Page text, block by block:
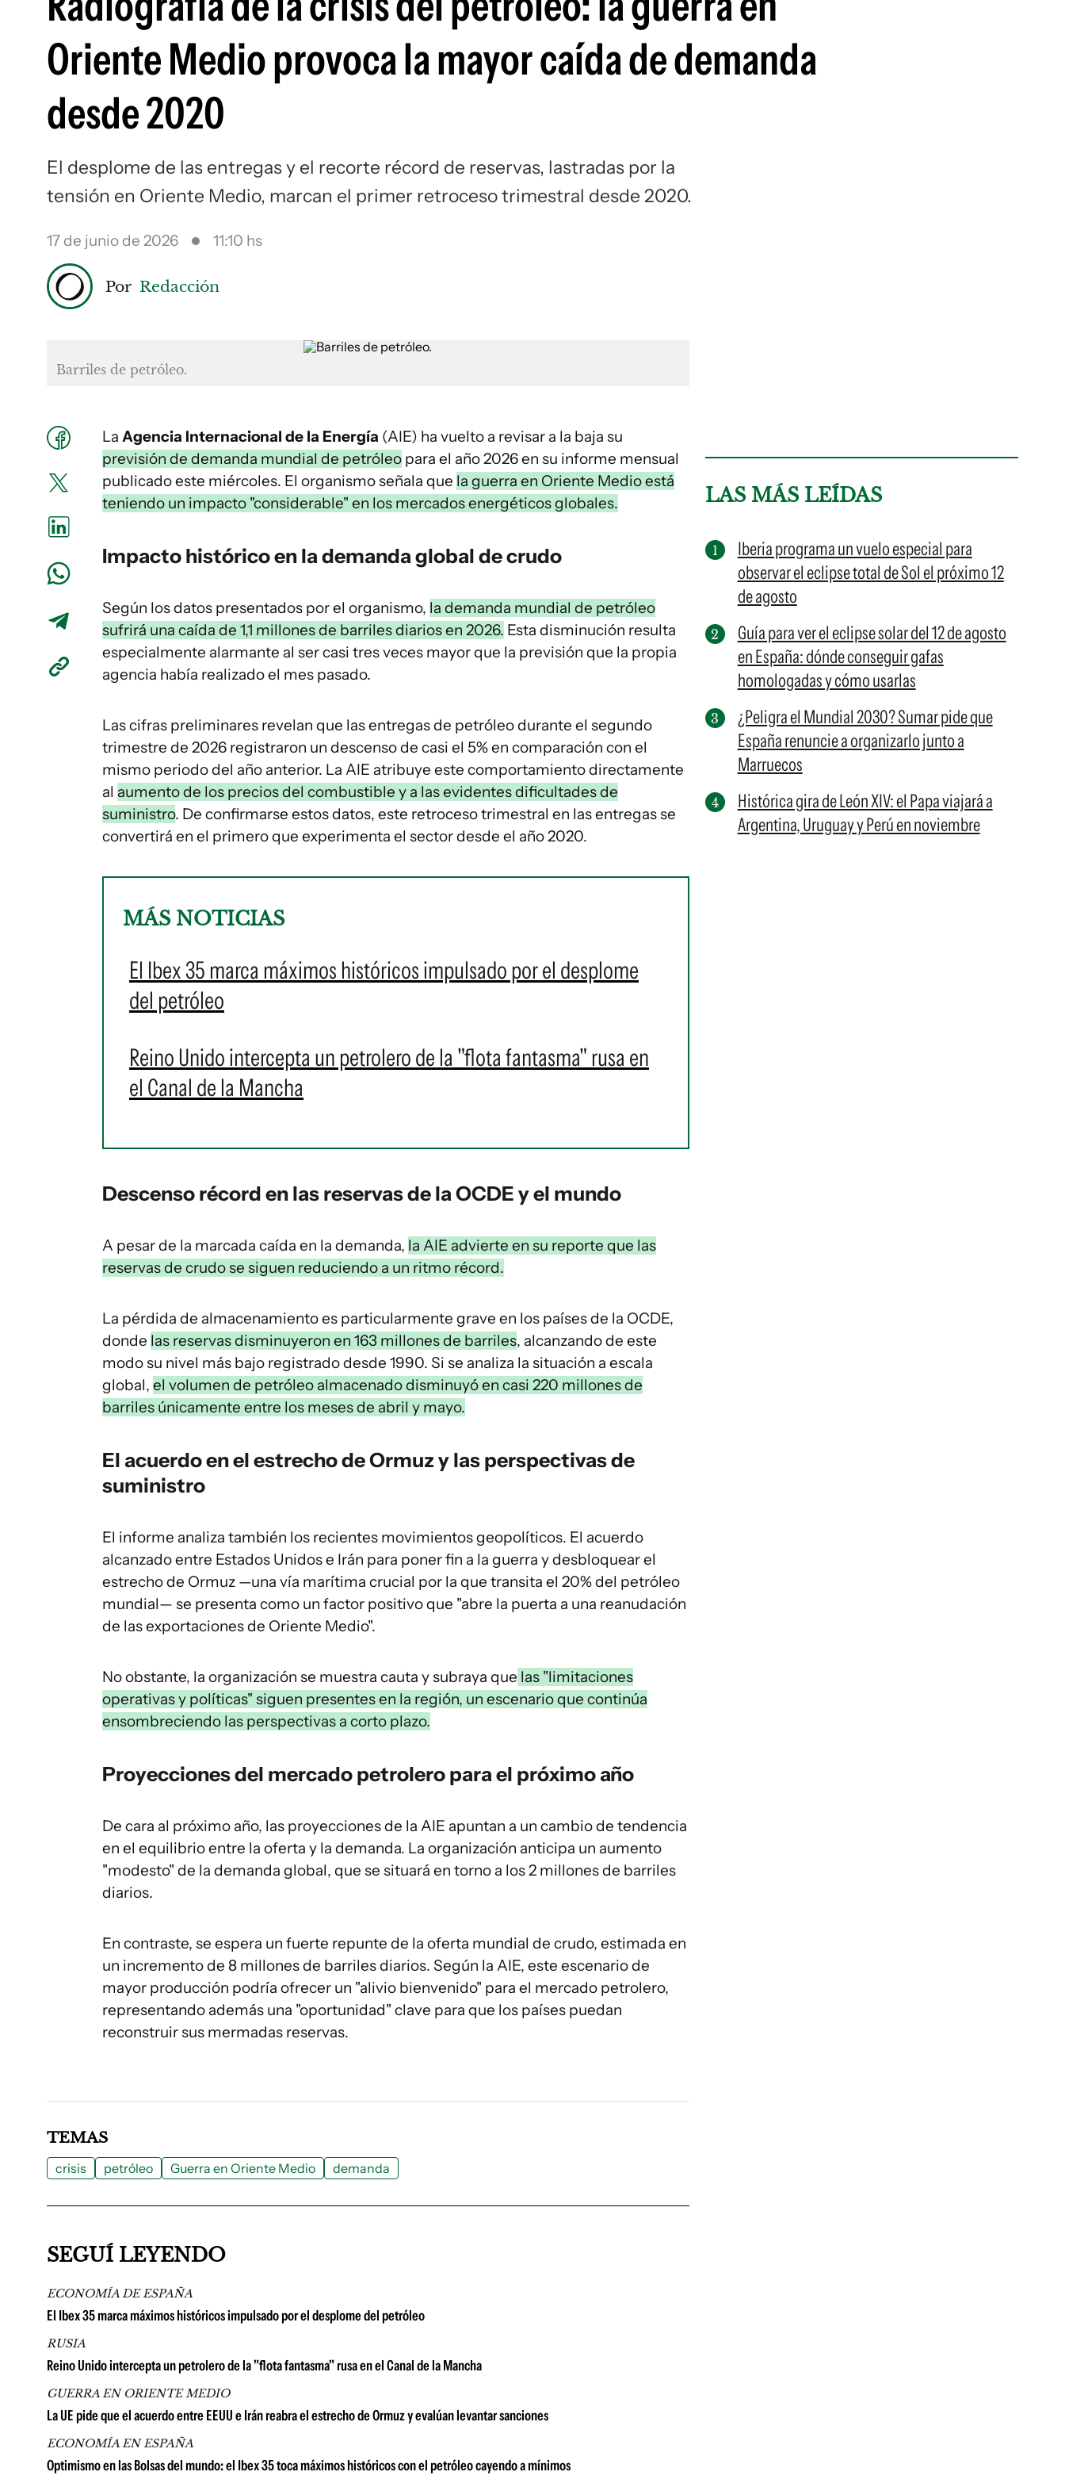
Siguenos en:
Oriente Medio provoca la mayor caída de demanda
desde 2020
El desplome de las entregas y el recorte récord de reservas, lastradas por la
tensión en Oriente Medio, marcan el primer retroceso trimestral desde 2020.
17 de junio de 2026 11:10 hs
Por Redacción
Barriles de petróleo.
La Agencia Internacional de la Energía (AIE) ha vuelto a revisar a la baja su
previsión de demanda mundial de petróleo para el año 2026 en su informe mensual
publicado este miércoles. El organismo señala que la guerra en Oriente Medio está
teniendo un impacto "considerable" en los mercados energéticos globales.
Impacto histórico en la demanda global de crudo
Según los datos presentados por el organismo, la demanda mundial de petróleo
sufrirá una caída de 1,1 millones de barriles diarios en 2026. Esta disminución resulta
especialmente alarmante al ser casi tres veces mayor que la previsión que la propia
agencia había realizado el mes pasado.
Las cifras preliminares revelan que las entregas de petróleo durante el segundo
trimestre de 2026 registraron un descenso de casi el 5% en comparación con el
mismo periodo del año anterior. La AIE atribuye este comportamiento directamente
al aumento de los precios del combustible y a las evidentes dificultades de
suministro. De confirmarse estos datos, este retroceso trimestral en las entregas se
convertirá en el primero que experimenta el sector desde el año 2020.
MÁS NOTICIAS
El Ibex 35 marca máximos históricos impulsado por el desplome
del petróleo
Reino Unido intercepta un petrolero de la "flota fantasma" rusa en
el Canal de la Mancha
Descenso récord en las reservas de la OCDE y el mundo
A pesar de la marcada caída en la demanda, la AIE advierte en su reporte que las
reservas de crudo se siguen reduciendo a un ritmo récord.
La pérdida de almacenamiento es particularmente grave en los países de la OCDE,
donde las reservas disminuyeron en 163 millones de barriles, alcanzando de este
modo su nivel más bajo registrado desde 1990. Si se analiza la situación a escala
global, el volumen de petróleo almacenado disminuyó en casi 220 millones de
barriles únicamente entre los meses de abril y mayo.
El acuerdo en el estrecho de Ormuz y las perspectivas de
suministro
El informe analiza también los recientes movimientos geopolíticos. El acuerdo
alcanzado entre Estados Unidos e Irán para poner fin a la guerra y desbloquear el
estrecho de Ormuz —una vía marítima crucial por la que transita el 20% del petróleo
mundial— se presenta como un factor positivo que "abre la puerta a una reanudación
de las exportaciones de Oriente Medio".
No obstante, la organización se muestra cauta y subraya que las "limitaciones
operativas y políticas" siguen presentes en la región, un escenario que continúa
ensombreciendo las perspectivas a corto plazo.
Proyecciones del mercado petrolero para el próximo año
De cara al próximo año, las proyecciones de la AIE apuntan a un cambio de tendencia
en el equilibrio entre la oferta y la demanda. La organización anticipa un aumento
"modesto" de la demanda global, que se situará en torno a los 2 millones de barriles
diarios.
En contraste, se espera un fuerte repunte de la oferta mundial de crudo, estimada en
un incremento de 8 millones de barriles diarios. Según la AIE, este escenario de
mayor producción podría ofrecer un "alivio bienvenido" para el mercado petrolero,
representando además una "oportunidad" clave para que los países puedan
reconstruir sus mermadas reservas.
LAS MÁS LEÍDAS
Iberia programa un vuelo especial para
observar el eclipse total de Sol el próximo 12
de agosto
Guía para ver el eclipse solar del 12 de agosto
en España: dónde conseguir gafas
homologadas y cómo usarlas
¿Peligra el Mundial 2030? Sumar pide que
España renuncie a organizarlo junto a
Marruecos
Histórica gira de León XIV: el Papa viajará a
Argentina, Uruguay y Perú en noviembre
TEMAS
crisis petróleo Guerra en Oriente Medio demanda
SEGUÍ LEYENDO
ECONOMÍA DE ESPAÑA
El Ibex 35 marca máximos históricos impulsado por el desplome del petróleo
RUSIA
Reino Unido intercepta un petrolero de la "flota fantasma" rusa en el Canal de la Mancha
GUERRA EN ORIENTE MEDIO
La UE pide que el acuerdo entre EEUU e Irán reabra el estrecho de Ormuz y evalúan levantar sanciones
ECONOMÍA EN ESPAÑA
Optimismo en las Bolsas del mundo: el Ibex 35 toca máximos históricos con el petróleo cayendo a mínimos